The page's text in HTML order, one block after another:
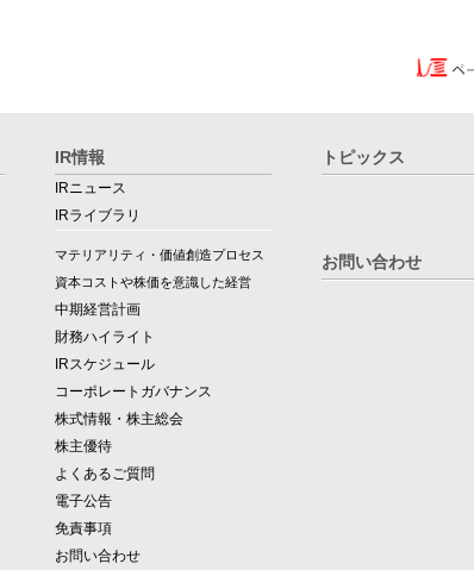
IR情報
IRニュース
IRライブラリ
マテリアリティ・価値創造プロセス
資本コストや株価を意識した経営
中期経営計画
財務ハイライト
IRスケジュール
コーポレートガバナンス
株式情報・株主総会
株主優待
よくあるご質問
電子公告
免責事項
お問い合わせ
トピックス
お問い合わせ